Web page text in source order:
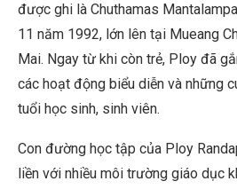
được ghi là Chuthamas
11 năm 1992, lớn lên tại Mueang
Mai. Ngay từ khi còn trẻ, Ploy đã
các hoạt động biểu diễn và những
tuổi học sinh, sinh viên.
Con đường học tập của Ploy
liền với nhiều môi trường giáo dục